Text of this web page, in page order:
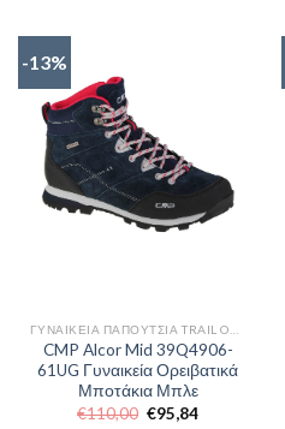
-13%
ΓΥΝΑΙΚΕΊΑ ΠΑΠΟΎΤΣΙΑ TRAIL OUTDOR
CMP Alcor Mid 39Q4906-
61UG Γυναικεία Ορειβατικά
Μποτάκια Μπλε
€110,00 Original
€95,84Η